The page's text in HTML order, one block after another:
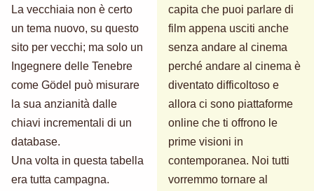
La vecchiaia non è certo
un tema nuovo, su questo
sito per vecchi; ma solo un
Ingegnere delle Tenebre
come Gödel può misurare
la sua anzianità dalle
chiavi incrementali di un
database.
Una volta in questa tabella
era tutta campagna.
capita che puoi parlare di
film appena usciti anche
senza andare al cinema
perché andare al cinema è
diventato difficoltoso e
allora ci sono piattaforme
online che ti offrono le
prime visioni in
contemporanea. Noi tutti
vorremmo tornare al